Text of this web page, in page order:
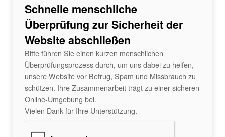
Schnelle menschliche
Überprüfung zur Sicherheit der
Website abschließen
Bitte führen Sie einen kurzen menschlichen
Überprüfungsprozess durch, um uns dabei zu helfen,
unsere Website vor Betrug, Spam und Missbrauch zu
schützen. Ihre Zusammenarbeit trägt zu einer sicheren
Online-Umgebung bei.
Vielen Dank für Ihre Unterstützung.